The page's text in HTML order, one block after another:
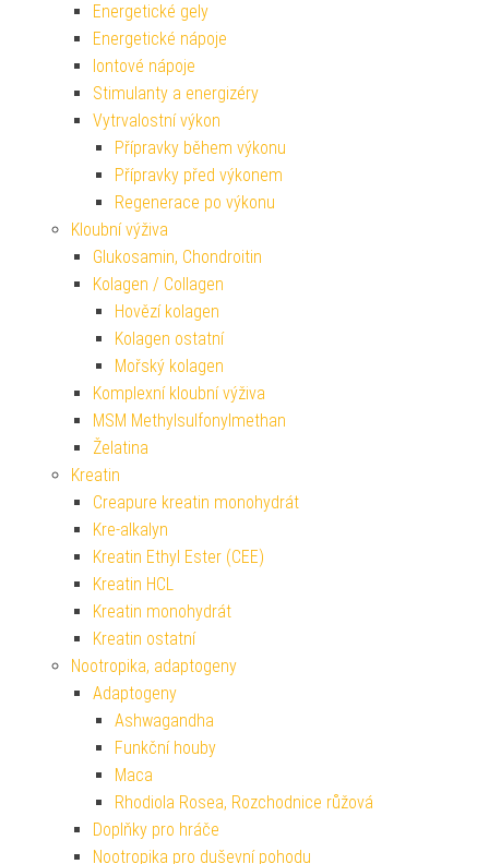
Energetické gely
Energetické nápoje
Iontové nápoje
Stimulanty a energizéry
Vytrvalostní výkon
Přípravky během výkonu
Přípravky před výkonem
Regenerace po výkonu
Kloubní výživa
Glukosamin, Chondroitin
Kolagen / Collagen
Hovězí kolagen
Kolagen ostatní
Mořský kolagen
Komplexní kloubní výživa
MSM Methylsulfonylmethan
Želatina
Kreatin
Creapure kreatin monohydrát
Kre-alkalyn
Kreatin Ethyl Ester (CEE)
Kreatin HCL
Kreatin monohydrát
Kreatin ostatní
Nootropika, adaptogeny
Adaptogeny
Ashwagandha
Funkční houby
Maca
Rhodiola Rosea, Rozchodnice růžová
Doplňky pro hráče
Nootropika pro duševní pohodu